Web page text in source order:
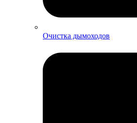
Очистка дымоходов